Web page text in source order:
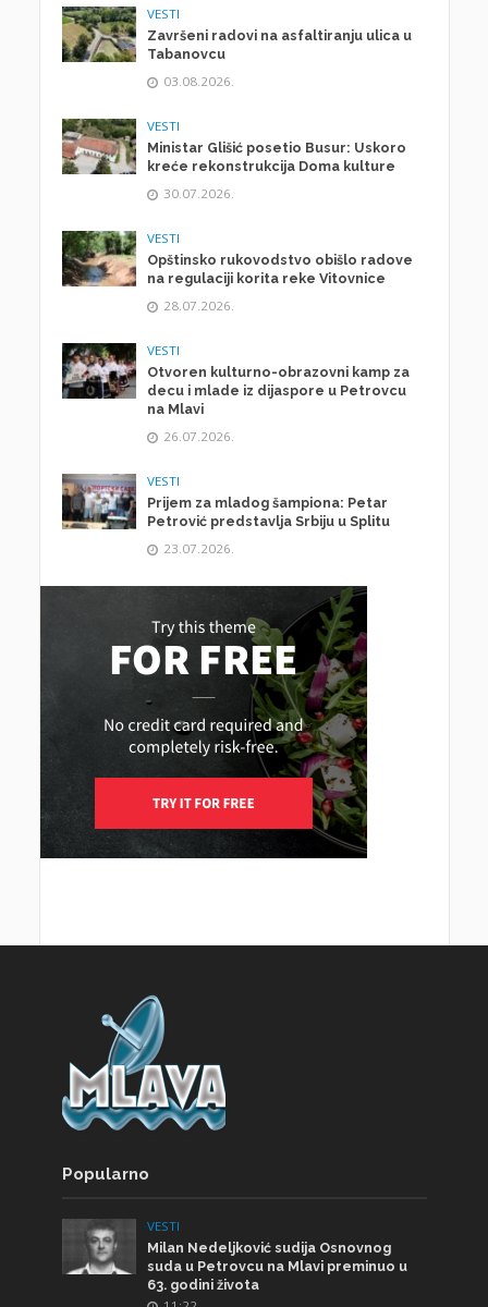
VESTI
Završeni radovi na asfaltiranju ulica u
Tabanovcu
03.08.2026.
VESTI
Ministar Glišić posetio Busur: Uskoro
kreće rekonstrukcija Doma kulture
30.07.2026.
VESTI
Opštinsko rukovodstvo obišlo radove
na regulaciji korita reke Vitovnice
28.07.2026.
VESTI
Otvoren kulturno-obrazovni kamp za
decu i mlade iz dijaspore u Petrovcu
na Mlavi
26.07.2026.
VESTI
Prijem za mladog šampiona: Petar
Petrović predstavlja Srbiju u Splitu
23.07.2026.
Popularno
VESTI
Milan Nedeljković sudija Osnovnog
suda u Petrovcu na Mlavi preminuo u
63. godini života